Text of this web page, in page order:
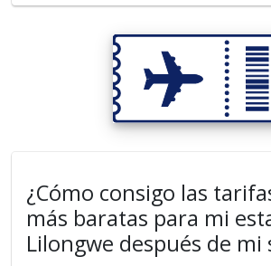
¿Cómo consigo las
más baratas para mi
Lilongwe después de mi